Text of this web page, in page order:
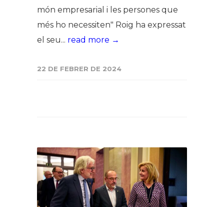
món empresarial i les persones que
més ho necessiten" Roig ha expressat
el seu... read more →
22 DE FEBRER DE 2024